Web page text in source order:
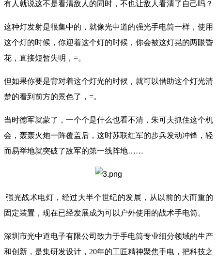
有人就说这不是看清敌人的同时，不也让敌人看清了自己吗？
这种灯发射是很集中的，就像光中道的强光手电筒一样，使用
这个灯的时候，你迎着这个灯的时候，你会被这灯晃的两眼昏
花，直接短暂失明，=。
但如果你要是背对着这个灯光的时候，就可以借助这个灯光清
楚的看到前方的景色了，=。
当时德军就蒙了，一个个是什么也看不清，朱可夫抓住这个机
会，轰轰火炮一阵覆盖后，这时苏联红军的步兵发动冲锋，轻
而易举地就突破了敌军的第一线阵地……
强光战术电灯，经过大半个世纪的发展，从以前的大而重的
固定装置，现在已经发展成为可以户外使用的战术手电筒。
深圳市光中道电子有限公司致力于手电筒专业细分领域的生产
和创新，是集研发设计，20年的工匠精神聚焦手电，把科技之